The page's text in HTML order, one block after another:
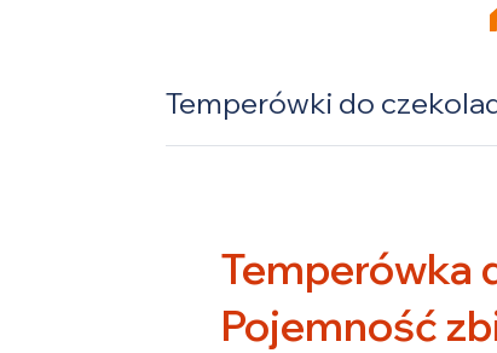
Temperówki do
Temperówka
Pojemność